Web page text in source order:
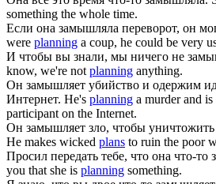
something the whole time.
Если она замышляла переворот, он
were planning a coup, he could be very
И чтобы вы знали, мы ничего не
know, we're notplanning anything.
Он замышляет убийство и одержим
Интернет. He's planning a murder and
participant on the Internet.
Он замышляет зло, чтобы
He makes wicked plans to ruin the poor
Просил передать тебе, что она что-то
you that she is planning something.